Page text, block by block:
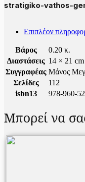
stratigiko-vathos-
Επιπλέον
Βάρος
0.20 κ.
Διαστάσεις 14 × 21 cm
Συγγραφέας Μάνος
Σελίδες
112
isbn13
978-960-
Μπορεί να